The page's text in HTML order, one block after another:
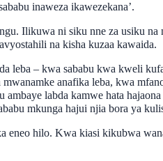
inaweza ikawezekana’.
Ilikuwa ni siku nne za usiku na
na kisha kuzaa kawaida.
leba – kwa sababu kwa kweli
anafika leba, kwa
labda kamwe hata
mkunga hajui njia bora ya
eneo hilo. Kwa kiasi kikubwa